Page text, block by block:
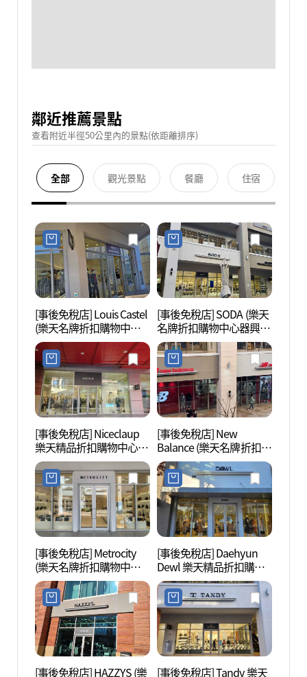
鄰近推薦景點
查看附近半徑50公里內的景點(依距離排序)
全部 觀光景點 餐廳 住宿
[事後免稅店] Louis Castel
(樂天名牌折扣購物中心
器興店)(루이까스텔 롯데
프리미엄아울렛 김해점)
[事後免稅店] SODA (樂天
名牌折扣購物中心器興
店)(소다 롯데프리미엄아
울렛 김해점)
[事後免稅店] Niceclaup
樂天精品折扣購物中心金
海店(나이스클랍 롯데프
리미엄아울렛 김해점)
[事後免稅店] New
Balance (樂天名牌折扣購
物中心器興店)(뉴발란스
롯데프리미엄아울렛 김
해점)
[事後免稅店] Metrocity
(樂天名牌折扣購物中心
器興店)(메트로시티 롯데
프리미엄아울렛 김해점)
[事後免稅店] Daehyun
Dewl 樂天精品折扣購物
中心金海店(듀엘 롯데프
리미엄아울렛 김해점)
[事後免稅店] HAZZYS (樂
[事後免稅店] Tandy 樂天